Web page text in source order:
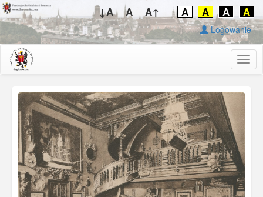
↓A A A↑ A A A A
Logowanie